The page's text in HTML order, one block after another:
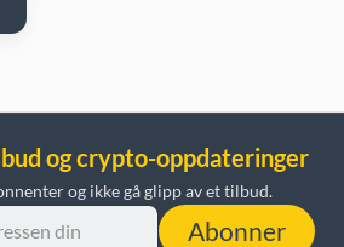
og crypto-oppdateringer
og ikke gå glipp av et tilbud.
Abonner